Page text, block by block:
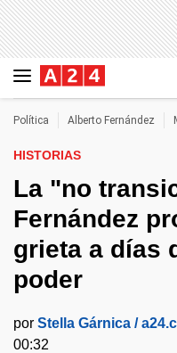
Política Alberto Fernández
HISTORIAS
La "no
Fernández
grieta a días
poder
por Stella Gárnica /
00:32